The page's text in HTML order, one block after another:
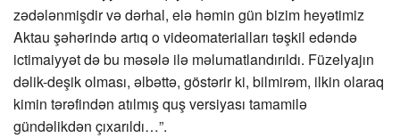
zədələnmişdir və dərhal, elə həmin gün bizim heyətimiz
Aktau şəhərində artıq o videomaterialları təşkil edəndə
ictimaiyyət də bu məsələ ilə məlumatlandırıldı. Füzelyajın
dəlik-deşik olması, əlbəttə, göstərir ki, bilmirəm, ilkin olaraq
kimin tərəfindən atılmış quş versiyası tamamilə
gündəlikdən çıxarıldı…”.